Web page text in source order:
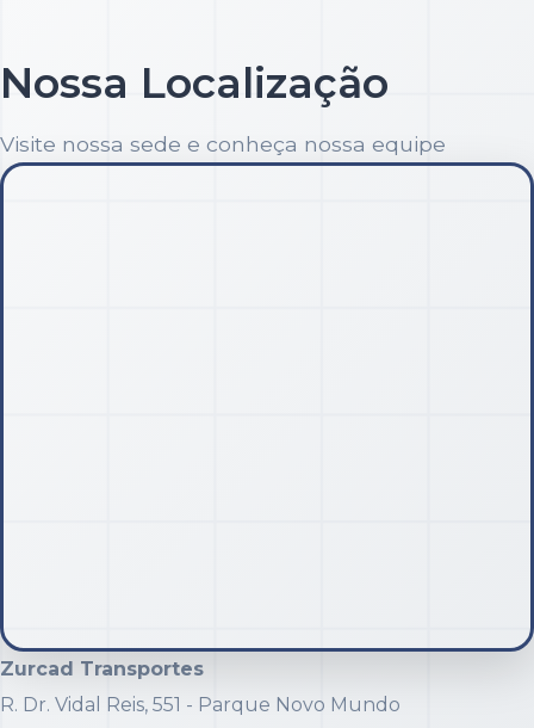
Nossa Localização
Visite nossa sede e conheça nossa equipe
Zurcad Transportes
R. Dr. Vidal Reis, 551 - Parque Novo Mundo